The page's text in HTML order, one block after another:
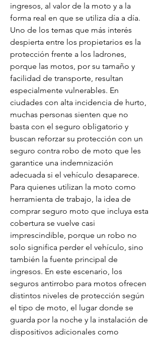
ingresos, al valor de la moto y a la
forma real en que se utiliza día a día.
Uno de los temas que más interés
despierta entre los propietarios es la
protección frente a los ladrones,
porque las motos, por su tamaño y
facilidad de transporte, resultan
especialmente vulnerables. En
ciudades con alta incidencia de hurto,
muchas personas sienten que no
basta con el seguro obligatorio y
buscan reforzar su protección con un
seguro contra robo de moto que les
garantice una indemnización
adecuada si el vehículo desaparece.
Para quienes utilizan la moto como
herramienta de trabajo, la idea de
comprar seguro moto que incluya esta
cobertura se vuelve casi
imprescindible, porque un robo no
solo significa perder el vehículo, sino
también la fuente principal de
ingresos. En este escenario, los
seguros antirrobo para motos ofrecen
distintos niveles de protección según
el tipo de moto, el lugar donde se
guarda por la noche y la instalación de
dispositivos adicionales como